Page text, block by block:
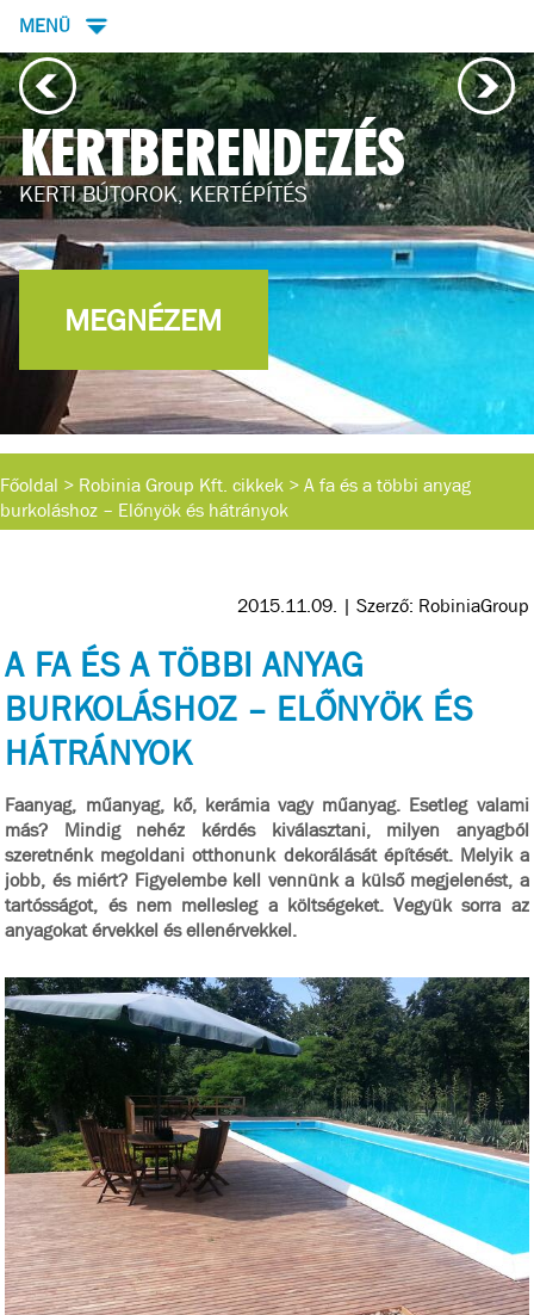
MENÜ
KERTBERENDEZÉS
KERTI BÚTOROK, KERTÉPÍTÉS
MEGNÉZEM
Főoldal > Robinia Group Kft. cikkek >A fa és a többi anyag
burkoláshoz – Előnyök és hátrányok
2015.11.09. | Szerző: RobiniaGroup
A FA ÉS A TÖBBI ANYAG
BURKOLÁSHOZ – ELŐNYÖK ÉS
HÁTRÁNYOK
Faanyag, műanyag, kő, kerámia vagy műanyag. Esetleg valami
más? Mindig nehéz kérdés kiválasztani, milyen anyagból
szeretnénk megoldani otthonunk dekorálását építését. Melyik a
jobb, és miért? Figyelembe kell vennünk a külső megjelenést, a
tartósságot, és nem mellesleg a költségeket. Vegyük sorra az
anyagokat érvekkel és ellenérvekkel.